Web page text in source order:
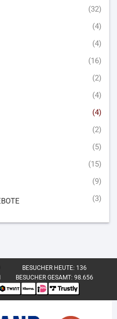
(32)
(4)
(4)
(16)
(2)
(4)
(4)
(2)
(5)
(15)
(9)
(3)
BESUCHER HEUTE: 136
BESUCHER GESAMT:98.656